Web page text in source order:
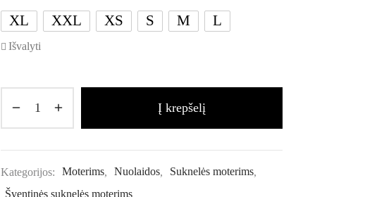
XL XXL XS S M L
Išvalyti
Į krepšelį
Kategorijos: Moterims, Nuolaidos, Suknelės moterims,
Šventinės suknelės moterims